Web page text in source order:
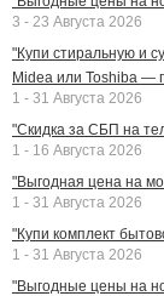
3 - 23 Августа 2026
"Купи стиральную и
Midea или Toshiba —
1 - 31 Августа 2026
"Скидка за СБП на
1 - 16 Августа 2026
"Выгодная цена на
1 - 31 Августа 2026
"Купи комплект
1 - 31 Августа 2026
"Выгодные цены на